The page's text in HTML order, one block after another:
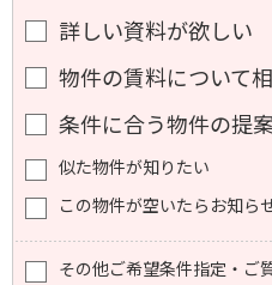
詳しい資料が欲しい
物件の賃料について
条件に合う物件の提
似た物件が知りたい
この物件が空いたらお知ら
その他ご希望条件指定・ご